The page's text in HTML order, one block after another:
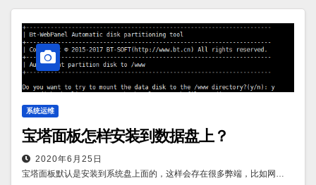
系统运维
宝塔面板怎样安装到数据盘上？
2020年6月25日
宝塔面板默认是安装到系统盘上面的，这样会存在很多弊端，比如网…